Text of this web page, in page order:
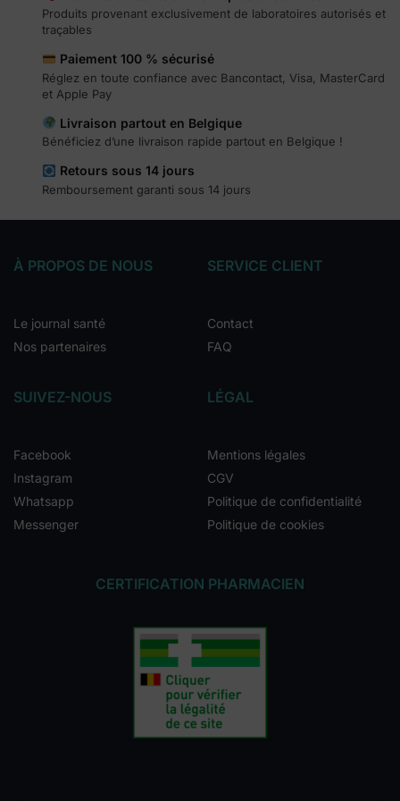
Produits provenant exclusivement de laboratoires autorisés et
traçables
Paiement 100 % sécurisé
Réglez en toute confiance avec Bancontact, Visa, MasterCard
et Apple Pay
Livraison partout en Belgique
Bénéficiez d’une livraison rapide partout en Belgique !
Retours sous 14 jours
Remboursement garanti sous 14 jours
À PROPOS DE NOUS
Le journal santé
Nos partenaires
SERVICE CLIENT
Contact
FAQ
SUIVEZ-NOUS
Facebook
Instagram
Whatsapp
Messenger
LÉGAL
Mentions légales
CGV
Politique de confidentialité
Politique de cookies
CERTIFICATION PHARMACIEN